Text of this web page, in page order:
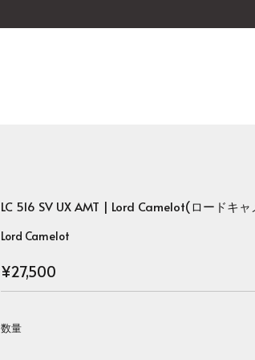
LC 516 SV UX AMT | Lord Camelot(ロードキ
Lord Camelot
Regular
price
¥27,500
数量